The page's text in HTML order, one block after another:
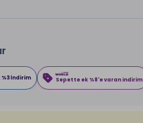
%3 İndirim Sepette ek %8'e varan indirim